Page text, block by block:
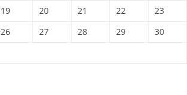
19 20 21 22
23
26 27 28 29
30